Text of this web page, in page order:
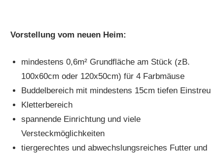
Vorstellung vom neuen Heim:
mindestens 0,6m² Grundfläche am Stück (zB.
100x60cm oder 120x50cm) für 4 Farbmäuse
Buddelbereich mit mindestens 15cm tiefen Einstreu
Kletterbereich
spannende Einrichtung und viele
Versteckmöglichkeiten
tiergerechtes und abwechslungsreiches Futter und